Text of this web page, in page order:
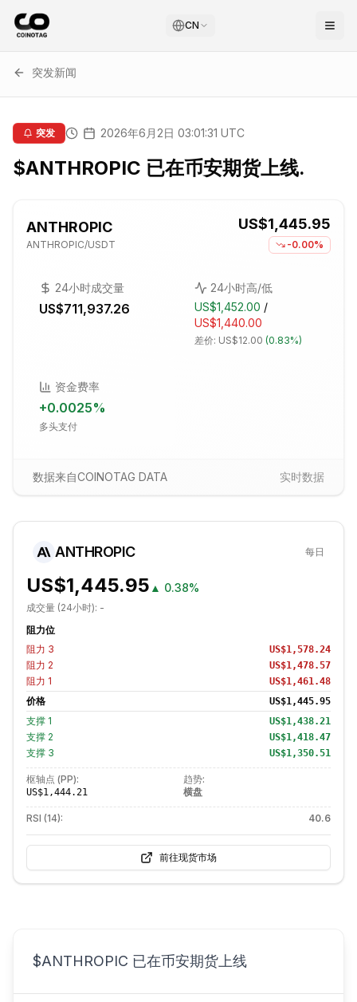
CN
突发新闻
突发 2026年6月2日 03:01:31 UTC
$ANTHROPIC 已在币安期货上线.
ANTHROPIC
ANTHROPIC/USDT
US$1,445.95
-0.00%
24小时成交量
US$711,937.26
24小时高/低
US$1,452.00 /
US$1,440.00
差价: US$12.00 (0.83%)
资金费率
+0.0025%
多头支付
数据来自COINOTAG DATA 实时数据
ANTHROPIC 每日
US$1,445.95 ▲ 0.38%
成交量 (24小时): -
阻力位
阻力 3 US$1,578.24
阻力 2 US$1,478.57
阻力 1 US$1,461.48
价格 US$1,445.95
支撑 1 US$1,438.21
支撑 2 US$1,418.47
支撑 3 US$1,350.51
枢轴点 (PP):
US$1,444.21
趋势:
横盘
RSI (14): 40.6
前往现货市场
$ANTHROPIC 已在币安期货上线